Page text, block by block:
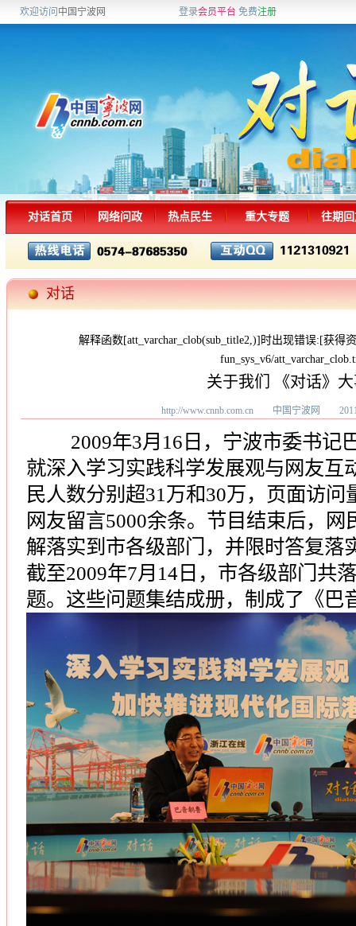
欢迎访问 中国宁波网 登录会员平台 免费注册
对话首页 网络问政 热点民生 重大专题 往期
对话
解释函数[att_varchar_clob(sub_title2,)]时出现错误:[获得
fun_sys_v6/
关于我们 《对话》
http://www.cnnb.com.cn 中国宁波网
2009年3月16日，宁波市委书记
就深入学习实践科学发展观与网友互
民人数分别超31万和30万，页面访问
网友留言5000余条。节目结束后，
解落实到市各级部门，并限时答复落
截至2009年7月14日，市各级部门共
题。这些问题集结成册，制成了《巴